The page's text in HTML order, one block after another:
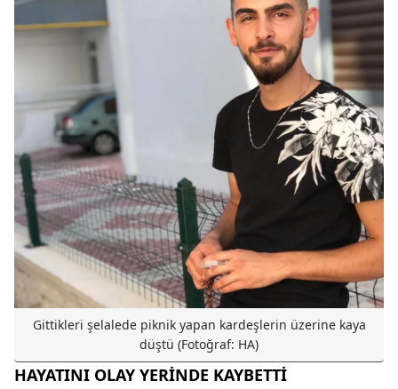
Gittikleri şelalede piknik yapan kardeşlerin üzerine kaya
düştü (Fotoğraf: HA)
HAYATINI OLAY YERİNDE KAYBETTİ